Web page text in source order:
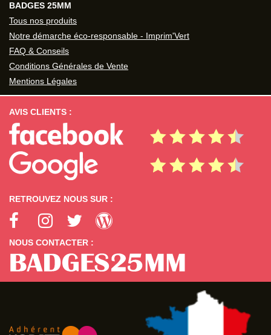
BADGES 25MM
Tous nos produits
Notre démarche éco-responsable - Imprim'Vert
FAQ & Conseils
Conditions Générales de Vente
Mentions Légales
AVIS CLIENTS :
RETROUVEZ NOUS SUR :
NOUS CONTACTER :